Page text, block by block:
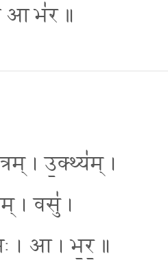
आ भ॑र ॥
। उ॒क्थ्य॑म् ।
। वसु॑ ।
। आ । भ॒र॒ ॥